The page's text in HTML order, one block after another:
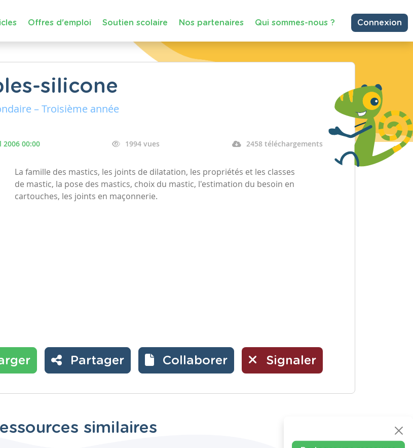
Offres d'emploi Soutien scolaire Nos partenaires Qui sommes-nous ? Connexion
silicone
– Troisième année
2006 00:00 1994 vues 2458 téléchargements
La famille des mastics, les joints de dilatation, les propriétés et les classes
de mastic, la pose des mastics, choix du mastic, l'estimation du besoin en
cartouches, les joints en maçonnerie.
Partager Collaborer Signaler
similaires